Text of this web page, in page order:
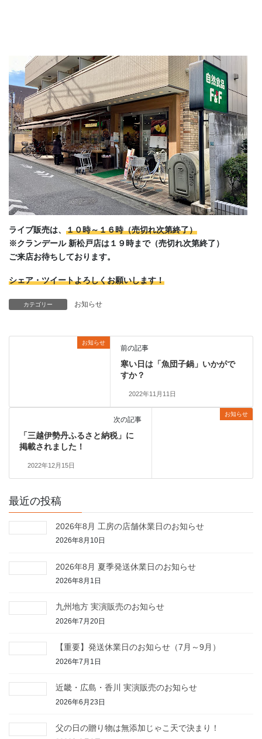
ライブ販売は、 １０時～１６時（売切れ次第終了）
※クランデール 新松戸店は１９時まで（売切れ次第終了）
ご来店お待ちしております。
シェア・ツイートよろしくお願いします！
カテゴリー お知らせ
お知らせ
前の記事
寒い日は「魚団子鍋」いかがで
すか？
2022年11月11日
お知らせ
次の記事
「三越伊勢丹ふるさと納税」に
掲載されました！
2022年12月15日
最近の投稿
2026年8月 工房の店舗休業日のお知らせ
2026年8月10日
2026年8月 夏季発送休業日のお知らせ
2026年8月1日
九州地方 実演販売のお知らせ
2026年7月20日
【重要】発送休業日のお知らせ（7月～9月）
2026年7月1日
近畿・広島・香川 実演販売のお知らせ
2026年6月23日
父の日の贈り物は無添加じゃこ天で決まり！